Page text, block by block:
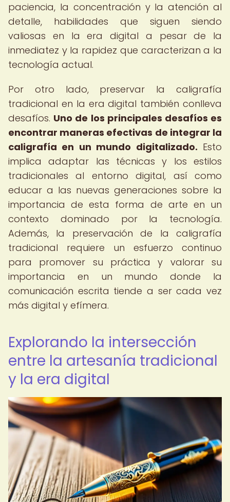
paciencia, la concentración y la atención al
detalle, habilidades que siguen siendo
valiosas en la era digital a pesar de la
inmediatez y la rapidez que caracterizan a la
tecnología actual.
Por otro lado, preservar la caligrafía
tradicional en la era digital también conlleva
desafíos. Uno de los principales desafíos es
encontrar maneras efectivas de integrar la
caligrafía en un mundo digitalizado. Esto
implica adaptar las técnicas y los estilos
tradicionales al entorno digital, así como
educar a las nuevas generaciones sobre la
importancia de esta forma de arte en un
contexto dominado por la tecnología.
Además, la preservación de la caligrafía
tradicional requiere un esfuerzo continuo
para promover su práctica y valorar su
importancia en un mundo donde la
comunicación escrita tiende a ser cada vez
más digital y efímera.
Explorando la intersección
entre la artesanía tradicional
y la era digital